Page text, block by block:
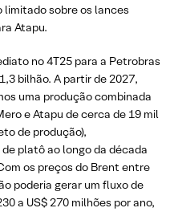
limitado sobre os lances
Atapu.
no 4T25 para a Petrobras
bilhão. A partir de 2027,
uma produção combinada
e Atapu de cerca de 19 mil
de produção),
platô ao longo da década
os preços do Brent entre
poderia gerar um fluxo de
a US$ 270 milhões por ano,